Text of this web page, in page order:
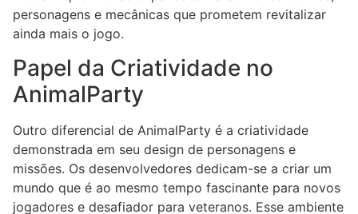
personagens e mecânicas que prometem revitalizar
ainda mais o jogo.
Papel da Criatividade no
AnimalParty
Outro diferencial de AnimalParty é a criatividade
demonstrada em seu design de personagens e
missões. Os desenvolvedores dedicam-se a criar um
mundo que é ao mesmo tempo fascinante para novos
jogadores e desafiador para veteranos. Esse ambiente